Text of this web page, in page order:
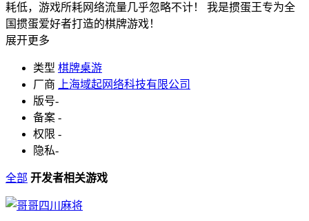
耗低，游戏所耗网络流量几乎忽略不计！ 我是掼蛋王专为全
国掼蛋爱好者打造的棋牌游戏！
展开更多
类型 棋牌桌游
厂商
上海域起网络科技有限公司
版号-
备案 -
权限 -
隐私-
全部 开发者相关游戏